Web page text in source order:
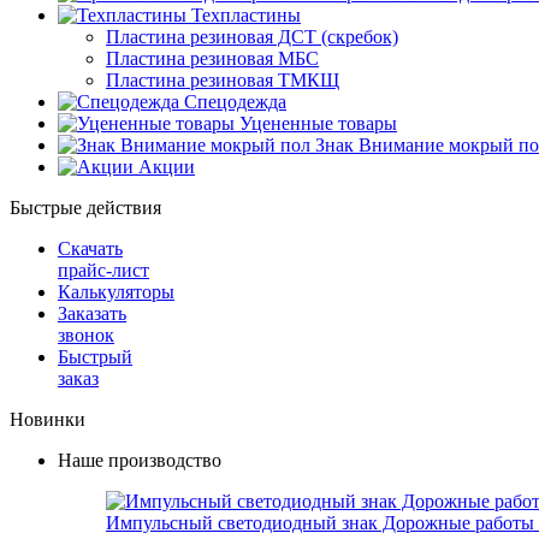
Техпластины
Пластина резиновая ДСТ (скребок)
Пластина резиновая МБС
Пластина резиновая ТМКЩ
Спецодежда
Уцененные товары
Знак Внимание мокрый
Акции
Быстрые действия
Скачать
прайс-лист
Калькуляторы
Заказать
звонок
Быстрый
заказ
Новинки
Наше производство
Импульсный светодиодный знак Дорожные работы